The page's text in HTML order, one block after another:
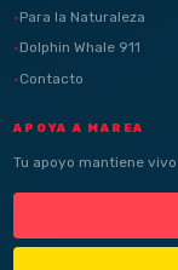
Para la Naturaleza
Dolphin Whale 911
Contacto
APOYA A MAREA
Tu apoyo mantiene